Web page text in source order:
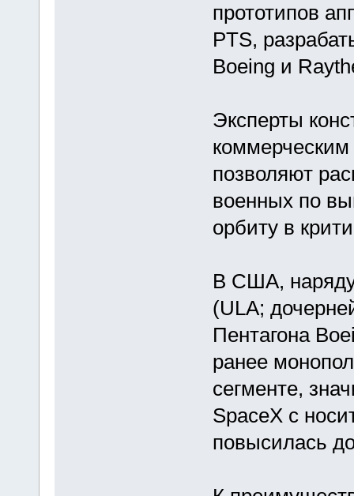
прототипов
PTS,
Boeing и
Эксперты
коммерческим
позволяют
военных по
орбиту в
В США,
(ULA;
Пентагона
ранее
сегменте,
SpaceX с
повысилась